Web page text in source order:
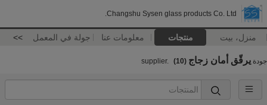
Changshu Sysen glass products Co. Ltd.
منزل، بيت منتجات معلومات عنا جولة في المعمل >>
جودة يرقّق أمان زجاج (10)